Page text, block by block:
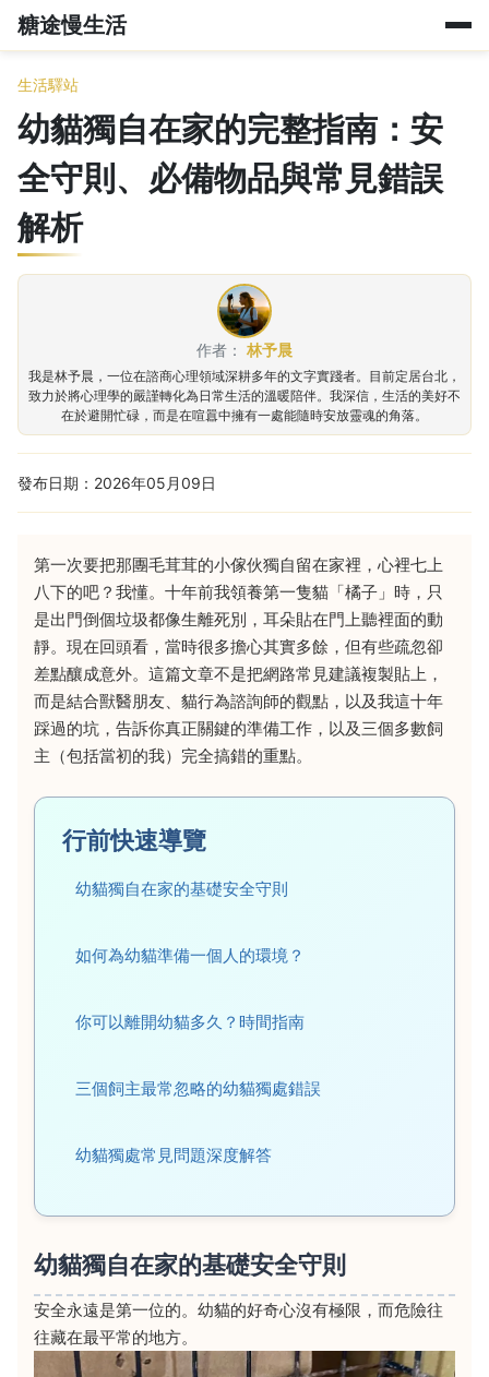
糖途慢生活
生活驛站
幼貓獨自在家的完整指南：安
全守則、必備物品與常見錯誤
解析
作者： 林予晨
我是林予晨，一位在諮商心理領域深耕多年的文字實踐者。目前定居台北，
致力於將心理學的嚴謹轉化為日常生活的溫暖陪伴。我深信，生活的美好不
在於避開忙碌，而是在喧囂中擁有一處能隨時安放靈魂的角落。
發布日期：2026年05月09日
第一次要把那團毛茸茸的小傢伙獨自留在家裡，心裡七上
八下的吧？我懂。十年前我領養第一隻貓「橘子」時，只
是出門倒個垃圾都像生離死別，耳朵貼在門上聽裡面的動
靜。現在回頭看，當時很多擔心其實多餘，但有些疏忽卻
差點釀成意外。這篇文章不是把網路常見建議複製貼上，
而是結合獸醫朋友、貓行為諮詢師的觀點，以及我這十年
踩過的坑，告訴你真正關鍵的準備工作，以及三個多數飼
主（包括當初的我）完全搞錯的重點。
行前快速導覽
幼貓獨自在家的基礎安全守則
如何為幼貓準備一個人的環境？
你可以離開幼貓多久？時間指南
三個飼主最常忽略的幼貓獨處錯誤
幼貓獨處常見問題深度解答
幼貓獨自在家的基礎安全守則
安全永遠是第一位的。幼貓的好奇心沒有極限，而危險往
往藏在最平常的地方。